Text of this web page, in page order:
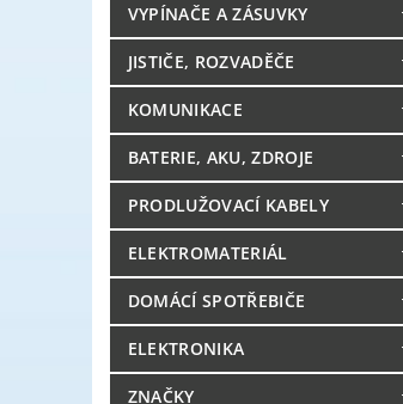
VYPÍNAČE A ZÁSUVKY
JISTIČE, ROZVADĚČE
KOMUNIKACE
BATERIE, AKU, ZDROJE
PRODLUŽOVACÍ KABELY
ELEKTROMATERIÁL
DOMÁCÍ SPOTŘEBIČE
ELEKTRONIKA
ZNAČKY